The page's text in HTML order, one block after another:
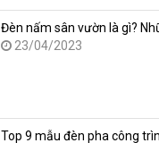
Đèn nấm sân vườn là gì?
23/04/2023
Top 9 mẫu đèn pha công